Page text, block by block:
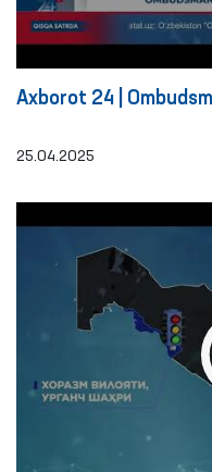
Axborot 24 |
25.04.2025